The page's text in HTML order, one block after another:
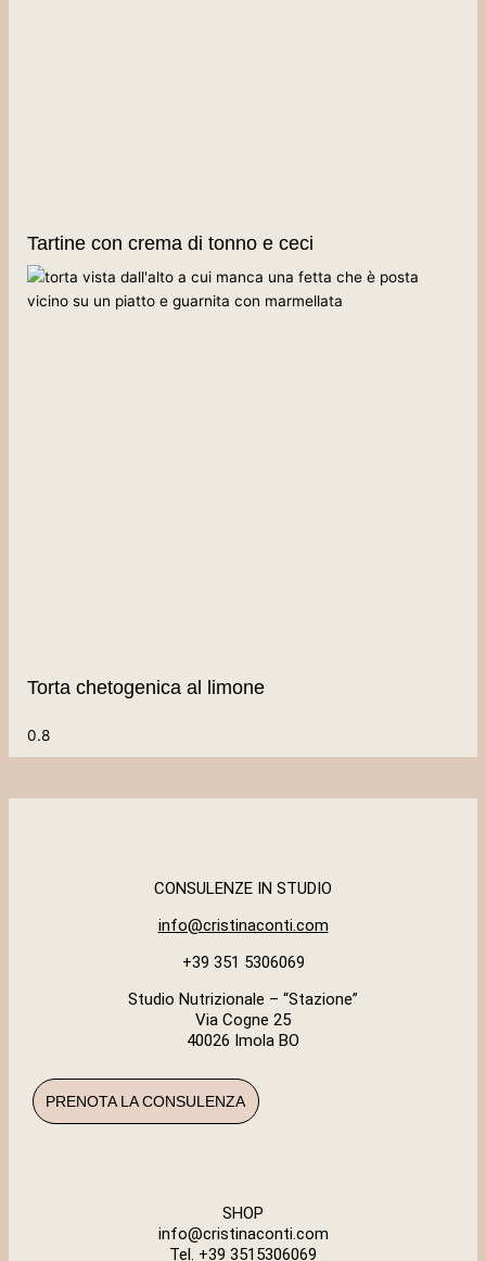
Tartine con crema di tonno e ceci
Torta chetogenica al limone
CONSULENZE IN STUDIO
info@cristinaconti.com
+39 351 5306069
Studio Nutrizionale – “Stazione”
Via Cogne 25
40026 Imola BO
PRENOTA LA CONSULENZA
SHOP
info@cristinaconti.com
Tel. +39 3515306069